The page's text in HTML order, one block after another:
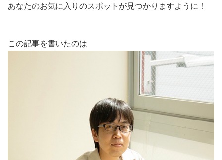
あなたのお気に入りのスポットが見つかりますように！
この記事を書いたのは